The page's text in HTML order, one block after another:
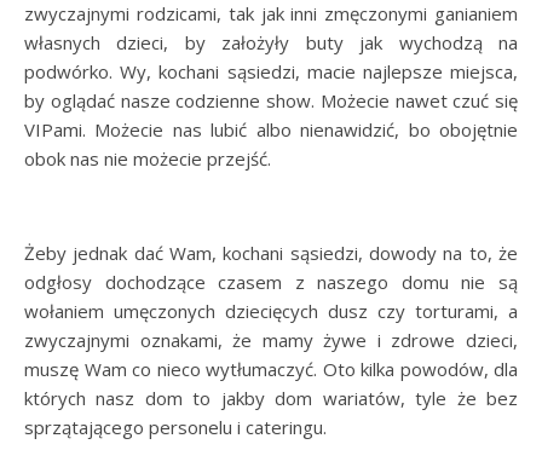
zwyczajnymi rodzicami, tak jak inni zmęczonymi ganianiem
własnych dzieci, by założyły buty jak wychodzą na
podwórko. Wy, kochani sąsiedzi, macie najlepsze miejsca,
by oglądać nasze codzienne show. Możecie nawet czuć się
VIPami. Możecie nas lubić albo nienawidzić, bo obojętnie
obok nas nie możecie przejść.
Żeby jednak dać Wam, kochani sąsiedzi, dowody na to, że
odgłosy dochodzące czasem z naszego domu nie są
wołaniem umęczonych dziecięcych dusz czy torturami, a
zwyczajnymi oznakami, że mamy żywe i zdrowe dzieci,
muszę Wam co nieco wytłumaczyć. Oto kilka powodów, dla
których nasz dom to jakby dom wariatów, tyle że bez
sprzątającego personelu i cateringu.